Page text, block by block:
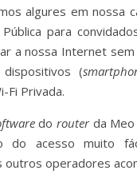
algures em nossa
para
a nossa Internet
(
Fi Privada.
dorouterda Meo
do acesso muito
outros operadores